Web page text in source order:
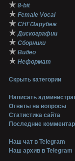
★ 8-bit
★ Female Vocal
★ СНГ/Зарубеж
★ Дискографии
★ Сборники
★ Видео
★ Неформат
Скрыть категории
Написать
Ответы на вопросы
Статистика сайта
Последние
Наш чат в Telegram
Наш архив в Telegram